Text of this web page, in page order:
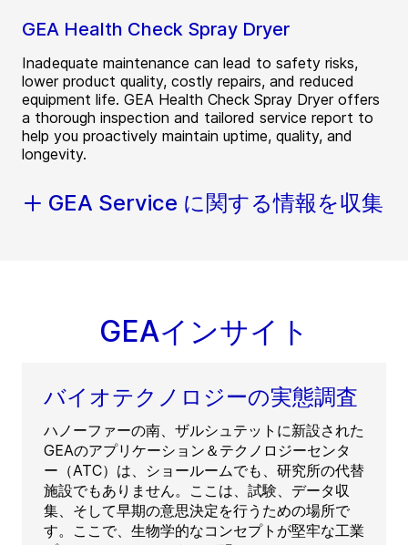
GEA Health Check Spray Dryer
Inadequate maintenance can lead to safety risks,
lower product quality, costly repairs, and reduced
equipment life. GEA Health Check Spray Dryer offers
a thorough inspection and tailored service report to
help you proactively maintain uptime, quality, and
longevity.
GEA Service に関する情報を収集
GEAインサイト
バイオテクノロジーの実態調査
ハノーファーの南、ザルシュテットに新設された
GEAのアプリケーション＆テクノロジーセンタ
ー（ATC）は、ショールームでも、研究所の代替
施設でもありません。ここは、試験、データ収
集、そして早期の意思決定を行うための場所で
す。ここで、生物学的なコンセプトが堅牢な工業